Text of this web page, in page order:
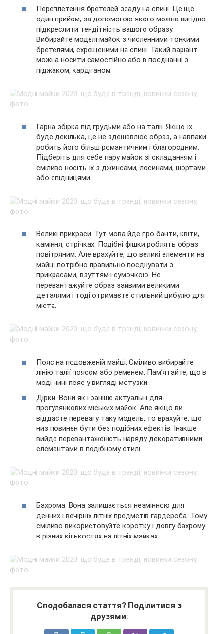
Переплетення бретелей ззаду на спині. Це ще
один прийом, за допомогою якого можна вигідно
підкреслити тендітність вашого образу.
Вибирайте моделі майок з численними тонкими
бретелями, схрещеними на спині. Такий варіант
можна носити самостійно або в поєднанні з
піджаком, кардіганом.
Гарна збірка під грудьми або на талії. Якщо їх
буде декілька, це не здешевлює образ, а навпаки
робить його більш романтичним і благородним.
Підберіть для себе пару майок зі складанням і
сміливо носіть їх з джинсами, лосинами, шортами
або спідницями.
Великі прикраси. Тут мова йде про банти, квіти,
каміння, стрічках. Подібні фішки роблять образ
повітряним. Але врахуйте, що великі елементи на
майці потрібно правильно поєднувати з
прикрасами, взуттям і сумочкою. Не
перевантажуйте образ зайвими великими
деталями і тоді отримаєте стильний цибулю для
міста.
Пояс на подовженій майці. Сміливо вибирайте
лінію талії поясом або ременем. Пам’ятайте, що в
моді нині пояс у вигляді мотузки.
Дірки. Вони як і раніше актуальні для
прогулянкових міських майок. Але якщо ви
віддасте перевагу таку модель, то врахуйте, що
низ повинен бути без подібних ефектів. Інакше
вийде перевантаженість наряду декоративними
елементами в подібному стилі.
Бахрома. Вона залишається незмінною для
денних і вечірніх літніх предметів гардероба. Тому
сміливо використовуйте коротку і довгу бахрому
в різних кількостях на літніх майках.
Сподобалася стаття? Поділитися з
друзями: